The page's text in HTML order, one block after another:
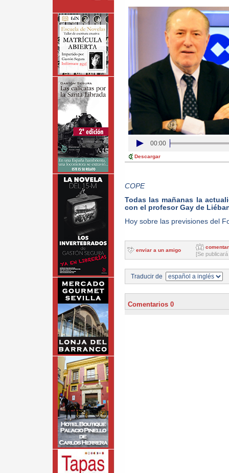
00:00
Descargar
COPE
Todas las mañanas la
con el profesor Gay de
Hoy sobre las previsiones del
enviar a un amigo
comentar
[Se
Traducir de
Comentarios 0